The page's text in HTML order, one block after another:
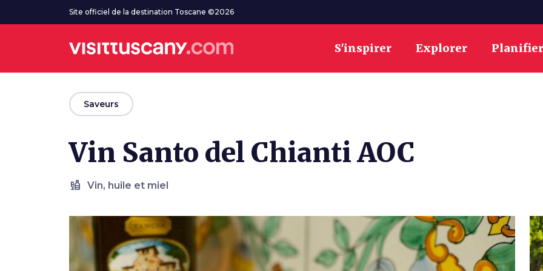
Aller au contenu principalSite officiel de la destination Toscane ©2026
S'inspirer Explorer Planifier
arrow_backSaveurs
Vin Santo del Chianti AOC
liquor Vin, huile et miel